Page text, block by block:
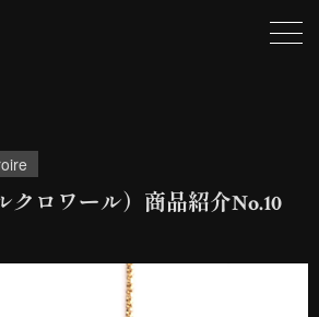
ロワール）商品紹介No.10